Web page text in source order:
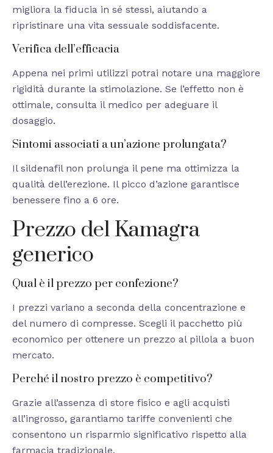
migliora la fiducia in sé stessi, aiutando a
ripristinare una vita sessuale soddisfacente.
Verifica dell’efficacia
Appena nei primi utilizzi potrai notare una maggiore
rigidità durante la stimolazione. Se l’effetto non è
ottimale, consulta il medico per adeguare il
dosaggio.
Sintomi associati a un’azione prolungata?
Il sildenafil non prolunga il pene ma ottimizza la
qualità dell’erezione. Il picco d’azione garantisce
benessere fino a 6 ore.
Prezzo del Kamagra
generico
Qual è il prezzo per confezione?
I prezzi variano a seconda della concentrazione e
del numero di compresse. Scegli il pacchetto più
economico per ottenere un prezzo al pillola a buon
mercato.
Perché il nostro prezzo è competitivo?
Grazie all’assenza di store fisico e agli acquisti
all’ingrosso, garantiamo tariffe convenienti che
consentono un risparmio significativo rispetto alla
farmacia tradizionale.